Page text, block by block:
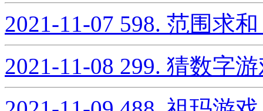
2021-11-07 598. 范围求
2021-11-08 299. 猜数字